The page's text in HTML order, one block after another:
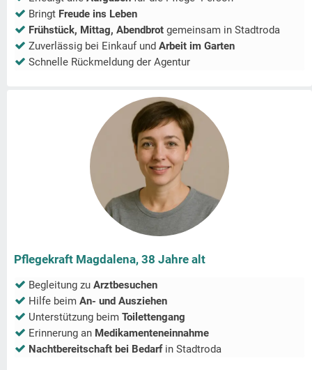
Bringt Freude ins Leben
Frühstück, Mittag, Abendbrot gemeinsam in Stadtroda
Zuverlässig bei Einkauf und Arbeit im Garten
Schnelle Rückmeldung der Agentur
Pflegekraft Magdalena, 38 Jahre alt
Begleitung zu Arztbesuchen
Hilfe beim An- und Ausziehen
Unterstützung beim Toilettengang
Erinnerung an Medikamenteneinnahme
Nachtbereitschaft bei Bedarfin Stadtroda